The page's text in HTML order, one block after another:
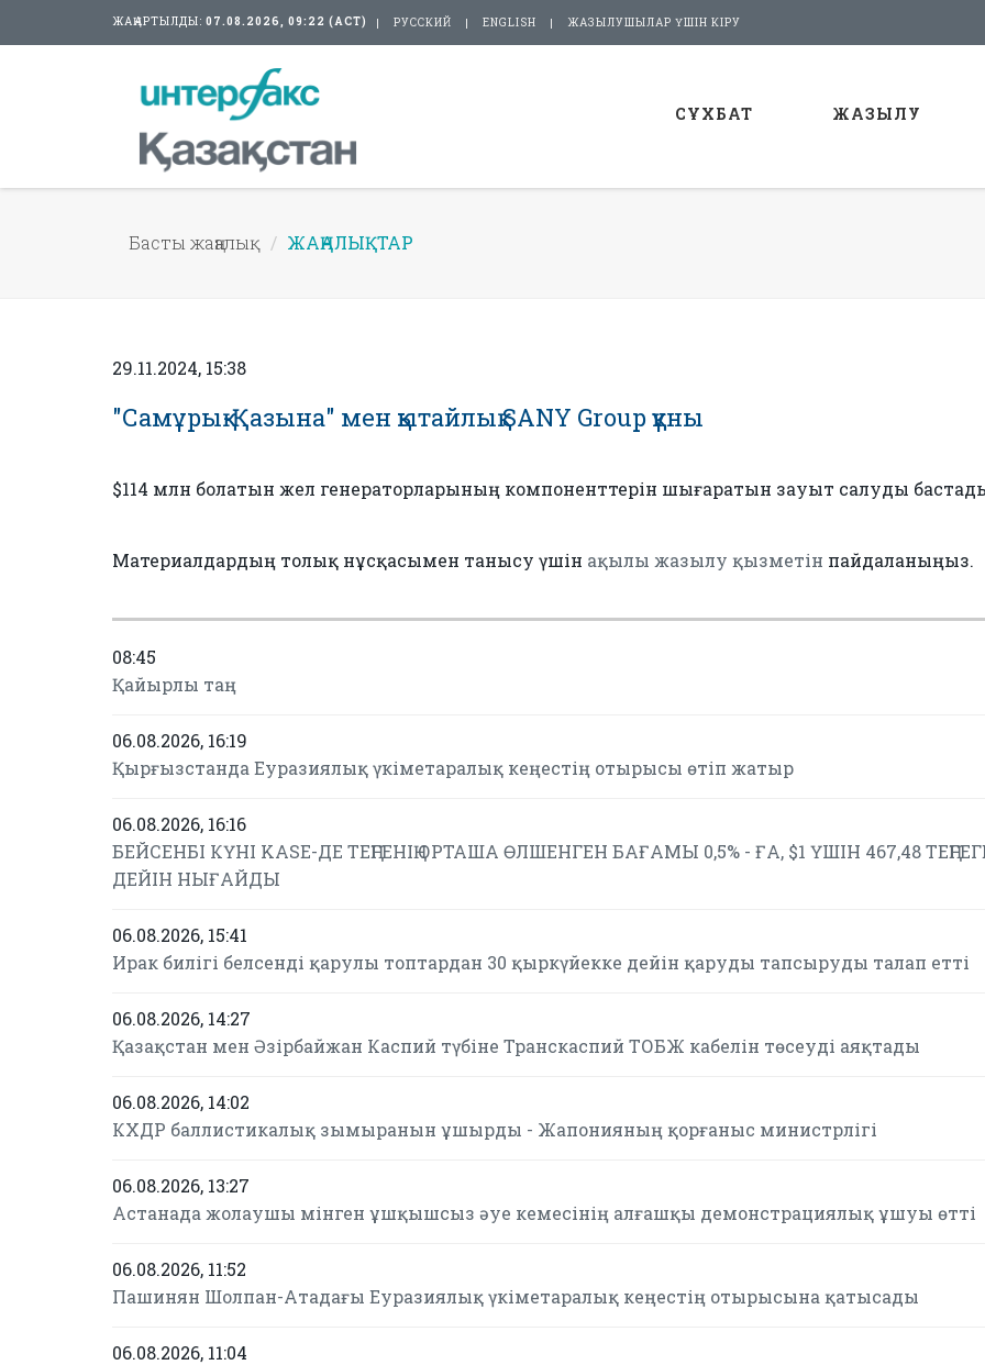
ЖАҢАРТЫЛДЫ: 07.08.2026, 09:22 (АСТ) РУССКИЙ ENGLISH ЖАЗЫЛУШЫЛАР ҮШІН КІРУ
СҰХБАТ ЖАЗЫЛУ
Басты жаңалық ЖАҢАЛЫҚТАР
29.11.2024, 15:38
"Самұрық-Қазына" мен қытайлық SANY Group құны
$114 млн болатын жел генераторларының компоненттерін шығаратын зауыт салуды
Материалдардың толық нұсқасымен танысу үшін ақылы жазылу қызметін пайдаланыңыз.
08:45
Қайырлы таң
06.08.2026, 16:19
Қырғызстанда Еуразиялық үкіметаралық кеңестің отырысы өтіп жатыр
06.08.2026, 16:16
БЕЙСЕНБІ КҮНІ KASE-ДЕ ТЕҢГЕНІҢ ОРТАША ӨЛШЕНГЕН БАҒАМЫ 0,5% - ҒА, $1 ҮШІН 467,48
ДЕЙІН НЫҒАЙДЫ
06.08.2026, 15:41
Ирак билігі белсенді қарулы топтардан 30 қыркүйекке дейін қаруды тапсыруды талап етті
06.08.2026, 14:27
Қазақстан мен Әзірбайжан Каспий түбіне Транскаспий ТОБЖ кабелін төсеуді аяқтады
06.08.2026, 14:02
КХДР баллистикалық зымыранын ұшырды - Жапонияның қорғаныс министрлігі
06.08.2026, 13:27
Астанада жолаушы мінген ұшқышсыз әуе кемесінің алғашқы демонстрациялық ұшуы өтті
06.08.2026, 11:52
Пашинян Шолпан-Атадағы Еуразиялық үкіметаралық кеңестің отырысына қатысады
06.08.2026, 11:04